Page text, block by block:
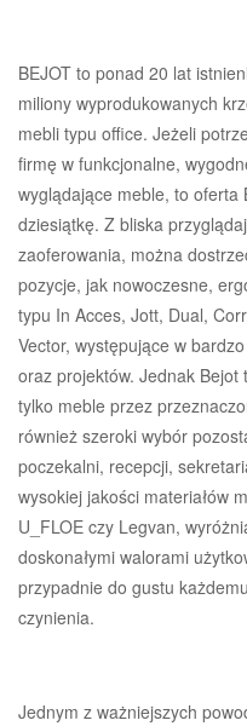
BEJOT to ponad 20 lat
miliony wyprodukowanych
mebli typu office. Jeżeli
firmę w funkcjonalne,
wyglądające meble, to oferta
dziesiątkę. Z bliska
zaoferowania, można
pozycje, jak nowoczesne,
typu In Acces, Jott, Dual,
Vector, występujące w
oraz projektów. Jednak
tylko meble przez
również szeroki wybór
poczekalni, recepcji,
wysokiej jakości materiałów
U_FLOE czy Legvan,
doskonałymi walorami
przypadnie do gustu
czynienia.
Jednym z ważniejszych